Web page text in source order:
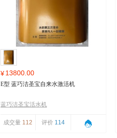
¥13800.00
E型 蓝巧洁圣宝自来水激活机
蓝巧洁圣宝活水机
成交量 112 评价 114